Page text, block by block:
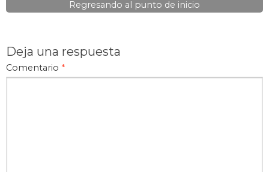
Regresando al punto de inicio
Deja una respuesta
Comentario *